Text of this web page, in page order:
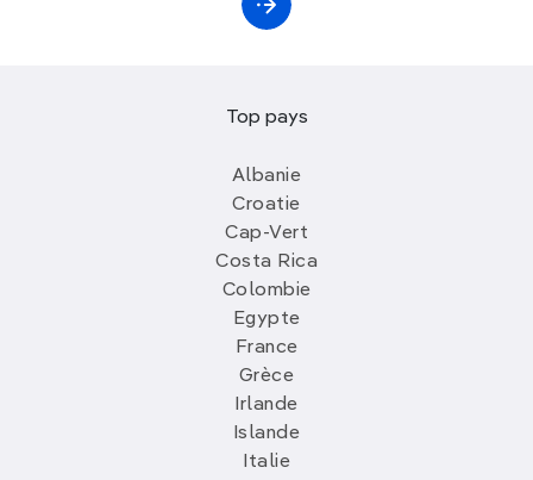
Top pays
Albanie
Croatie
Cap-Vert
Costa Rica
Colombie
Egypte
France
Grèce
Irlande
Islande
Italie